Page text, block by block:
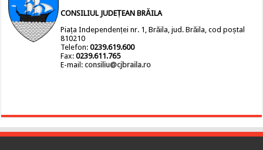
CONSILIUL JUDEȚEAN BRĂILA
Piața Independenței nr. 1, Brăila, jud. Brăila, cod poștal
810210
Telefon:0239.619.600
Fax:0239.611.765
E-mail:consiliu@cjbraila.ro